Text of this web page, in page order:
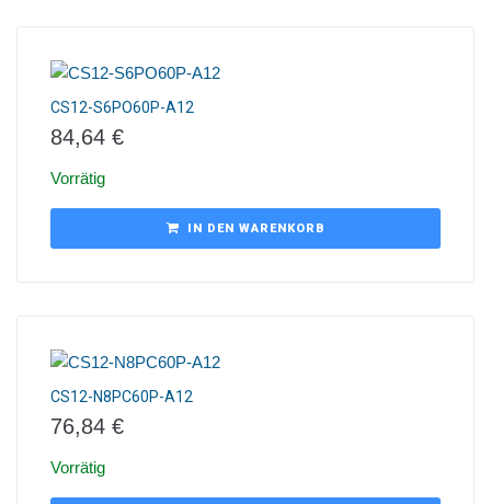
CS12-S6PO60P-A12
84,64 €
Vorrätig
IN DEN WARENKORB
CS12-N8PC60P-A12
76,84 €
Vorrätig